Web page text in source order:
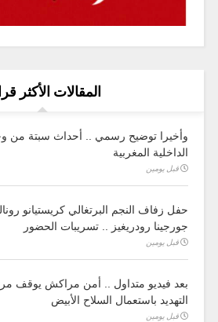
المقالات الأكثر
وأخيرا توضيح رسمي .. أحداث سبتة من
الداخلية المغربية
قبل يومين
حفل زفاف النجم البرتغالي كريستيانو
جورجينا رودريغيز .. تسريبات الحضور
قبل يومين
بعد فيديو متداول .. أمن مراكش يوقف
التهديد باستعمال السلاح الأبيض
قبل يومين